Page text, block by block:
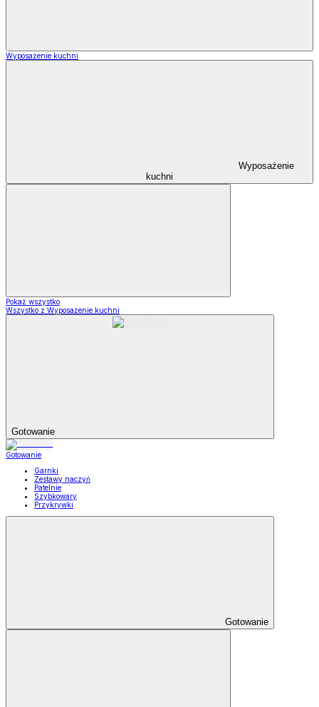
Wyposażenie kuchni
Wyposażenie
kuchni
Pokaż wszystko
Wszystko z Wyposażenie kuchni
Gotowanie
Gotowanie
Garnki
Zestawy naczyń
Patelnie
Szybkowary
Przykrywki
Gotowanie